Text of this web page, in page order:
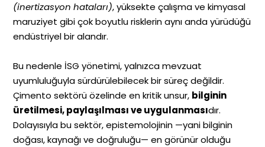
(inertizasyon hataları), yüksekte çalışma ve kimyasal
maruziyet gibi çok boyutlu risklerin aynı anda yürüdüğü
endüstriyel bir alandır.
Bu nedenle İSG yönetimi, yalnızca mevzuat
uyumluluğuyla sürdürülebilecek bir süreç değildir.
Çimento sektörü özelinde en kritik unsur, bilginin
üretilmesi, paylaşılması ve uygulanmasıdır.
Dolayısıyla bu sektör, epistemolojinin —yani bilginin
doğası, kaynağı ve doğruluğu— en görünür olduğu